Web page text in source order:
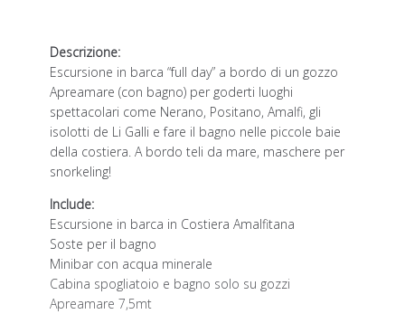
Descrizione:
Escursione in barca “full day” a bordo di un gozzo
Apreamare (con bagno) per goderti luoghi
spettacolari come Nerano, Positano, Amalfi, gli
isolotti de Li Galli e fare il bagno nelle piccole baie
della costiera. A bordo teli da mare, maschere per
snorkeling!
Include:
Escursione in barca in Costiera Amalfitana
Soste per il bagno
Minibar con acqua minerale
Cabina spogliatoio e bagno solo su gozzi
Apreamare 7,5mt